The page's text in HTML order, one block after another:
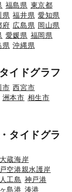
福島県 東京都
県 福井県 愛知県
府 広島県 岡山県
愛媛県 福岡県
県 沖縄県
イドグラフ
市 西宮市
洲本市 相生市
タイドグラ
大蔵海岸
空港親水護岸
工島 神戸港
島港 湊港